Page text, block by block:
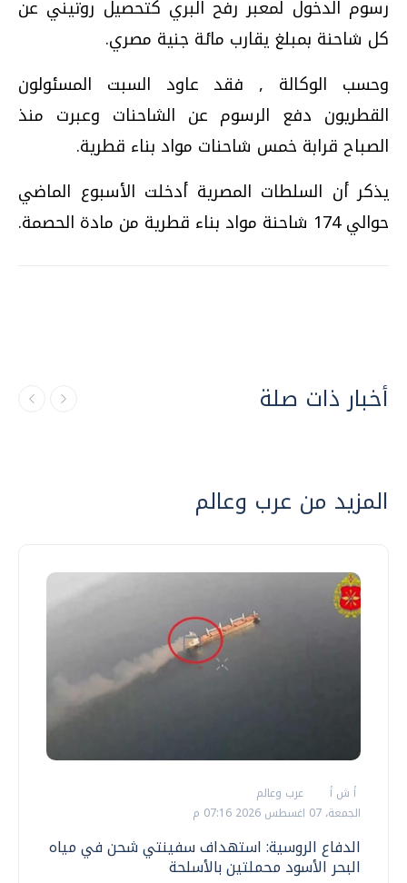
رسوم الدخول لمعبر رفح البري كتحصيل روتيني عن
كل شاحنة بمبلغ يقارب مائة جنية مصري.
وحسب الوكالة , فقد عاود السبت المسئولون
القطريون دفع الرسوم عن الشاحنات وعبرت منذ
الصباح قرابة خمس شاحنات مواد بناء قطرية.
يذكر أن السلطات المصرية أدخلت الأسبوع الماضي
حوالي 174 شاحنة مواد بناء قطرية من مادة الحصمة.
أخبار ذات صلة
المزيد من عرب وعالم
أ ش أ
عرب وعالم
الجمعة، 07 اغسطس 2026 07:16 م
الدفاع الروسية: استهداف سفينتي شحن في مياه
البحر الأسود محملتين بالأسلحة